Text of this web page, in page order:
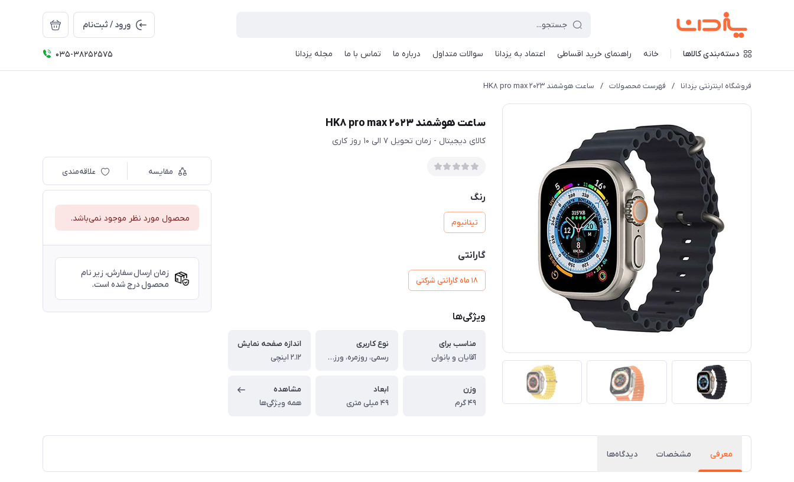
ورود / ثبت‌نام
دسته‌بندی کالاها خانه راهنمای خرید اقساطی اعتماد به یزدانا سوالات متداول درباره ما تماس با ما مجله یزدانا 035-38252575
فروشگاه اینترنتی یزدانا / فهرست محصولات / ساعت هوشمند 2023 HK8 pro max
ساعت هوشمند 2023 HK8 pro max
کالای دیجیتال - زمان تحویل 7 الی 10 روز کاری
رنگ
تیتانیوم
گارانتی
18 ماه گارانتی شرکتی
ویژگی‌ها
مناسب برای
آقایان و بانوان
نوع کاربری
رسمی، روزمره، ورزشی
اندازه صفحه نمایش
2.12 اینچی
وزن
49 گرم
ابعاد
49 میلی متری
مشاهده
همه ویژگی‌ها
مقایسه علاقه‌مندی
محصول مورد نظر موجود نمی‌باشد.
زمان ارسال سفارش، زیر نام
محصول درج شده است.
معرفی مشخصات دیدگاه‌ها